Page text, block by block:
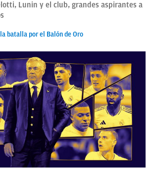
Lunin y el club, grandes aspirantes a
batalla por el Balón de Oro